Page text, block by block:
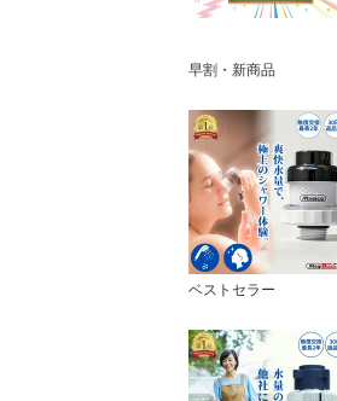
早割・新商品
ベストセラー